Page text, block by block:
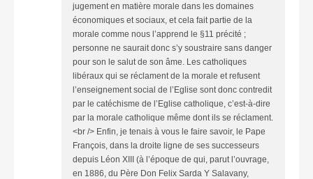
jugement en matière morale dans les domaines
économiques et sociaux, et cela fait partie de la
morale comme nous l’apprend le §11 précité ;
personne ne saurait donc s’y soustraire sans danger
pour son le salut de son âme. Les catholiques
libéraux qui se réclament de la morale et refusent
l’enseignement social de l’Eglise sont donc contredit
par le catéchisme de l’Eglise catholique, c’est-à-dire
par la morale catholique même dont ils se réclament.
<br /> Enfin, je tenais à vous le faire savoir, le Pape
François, dans la droite ligne de ses successeurs
depuis Léon XIII (à l’époque de qui, parut l’ouvrage,
en 1886, du Père Don Felix Sarda Y Salavany,